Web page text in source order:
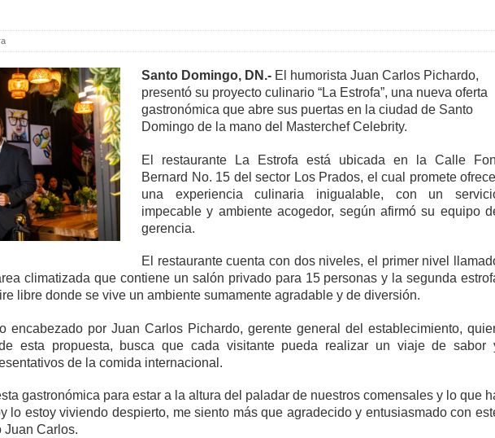
Santo Domingo, DN.- El humorista Juan Carlos Pichardo,
presentó su proyecto culinario “La Estrofa”, una nueva oferta
gastronómica que abre sus puertas en la ciudad de Santo
Domingo de la mano del Masterchef Celebrity.
El restaurante La Estrofa está ubicada en la Calle
Bernard No. 15 del sector Los Prados, el cual promete
una experiencia culinaria inigualable, con un
impecable y ambiente acogedor, según afirmó su equipo
gerencia.
El restaurante cuenta con dos niveles, el primer nivel
climatizada que contiene un salón privado para 15 personas y la segunda
libre donde se vive un ambiente sumamente agradable y de diversión.
encabezado por Juan Carlos Pichardo, gerente general del establecimiento,
esta propuesta, busca que cada visitante pueda realizar un viaje de sabor
de la comida internacional.
gastronómica para estar a la altura del paladar de nuestros comensales y lo que
lo estoy viviendo despierto, me siento más que agradecido y entusiasmado con
Juan Carlos.